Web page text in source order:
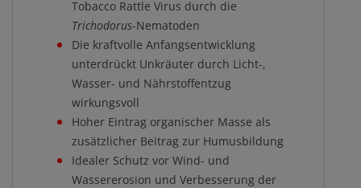
Tobacco Rattle Virus durch die
Trichodorus-Nematoden
Die kraftvolle Anfangsentwicklung
unterdrückt Unkräuter durch Licht-,
Wasser- und Nährstoffentzug
wirkungsvoll
Hoher Eintrag organischer Masse als
zusätzlicher Beitrag zur Humusbildung
Idealer Schutz vor Wind- und
Wassererosion und Verbesserung der